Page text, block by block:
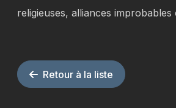
religieuses, alliances
Retour à la liste